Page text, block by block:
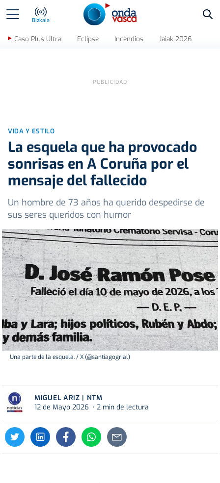
Bizkaia
Caso Plus Ultra Eclipse Incendios Jaiak 2026
VIDA Y ESTILO
La esquela que ha provocado
sonrisas en A Coruña por el
mensaje del fallecido
Un hombre de 73 años ha querido despedirse de
sus seres queridos con humor
Una parte de la esquela. / X (@santiagogrial)
MIGUEL ARIZ | NTM
12 de Mayo 2026
2 min de lectura